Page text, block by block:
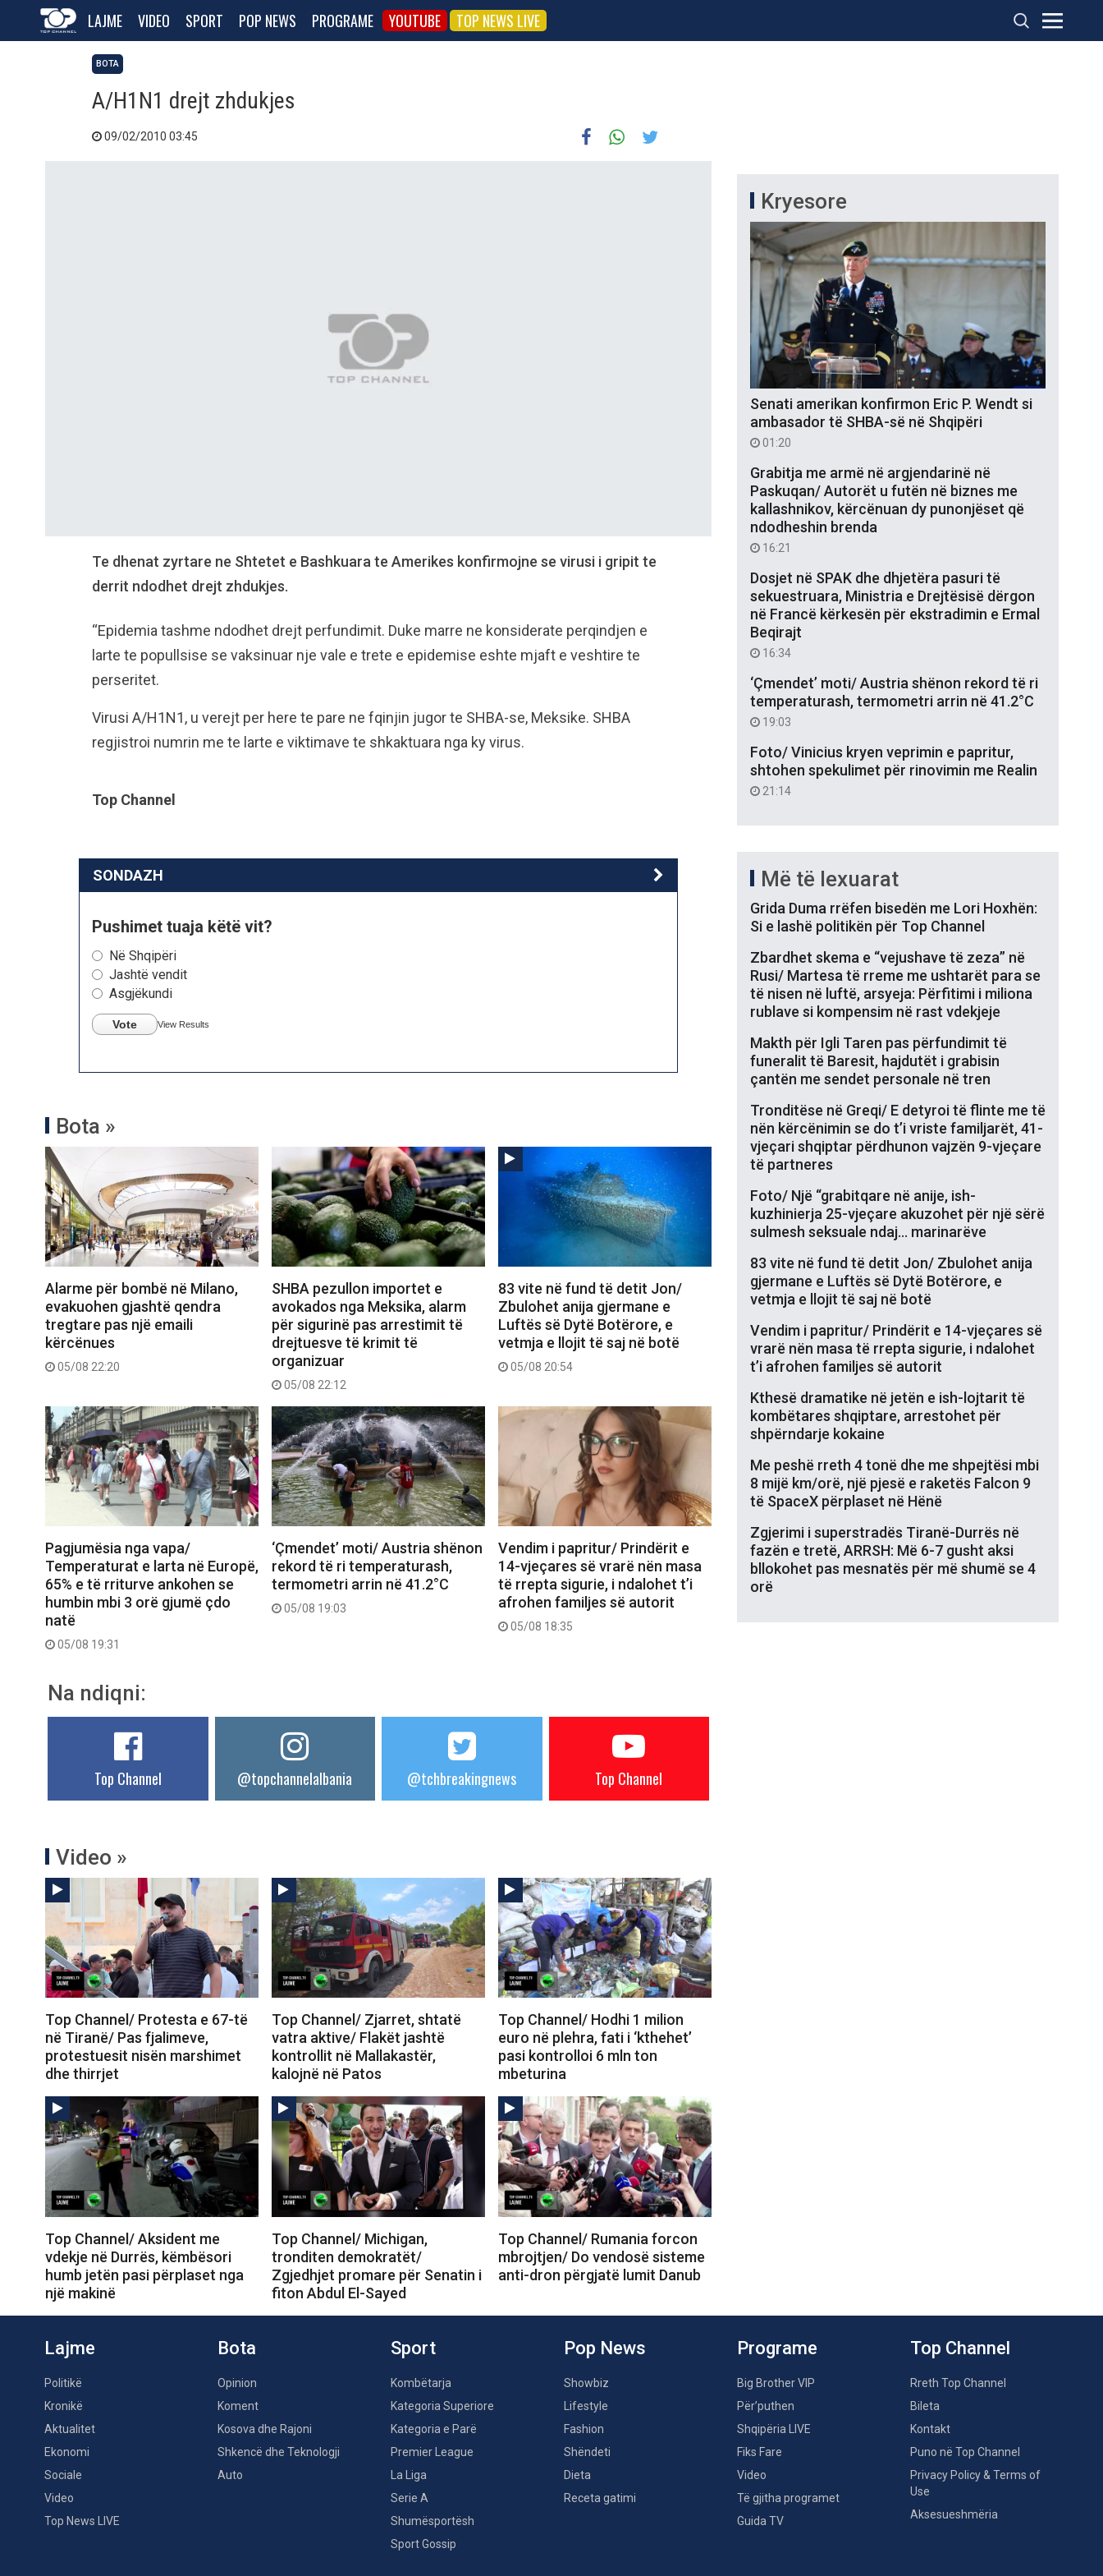
LAJME VIDEO SPORT POP NEWS PROGRAME YOUTUBE TOP NEWS LIVE
BOTA
A/H1N1 drejt zhdukjes
09/02/2010 03:45
Te dhenat zyrtare ne Shtetet e Bashkuara te Amerikes konfirmojne se virusi i gripit te
derrit ndodhet drejt zhdukjes.
“Epidemia tashme ndodhet drejt perfundimit. Duke marre ne konsiderate perqindjen e
larte te popullsise se vaksinuar nje vale e trete e epidemise eshte mjaft e veshtire te
perseritet.
Virusi A/H1N1, u verejt per here te pare ne fqinjin jugor te SHBA-se, Meksike. SHBA
regjistroi numrin me te larte e viktimave te shkaktuara nga ky virus.
Top Channel
SONDAZH
Pushimet tuaja këtë vit?
Në Shqipëri
Jashtë vendit
Asgjëkundi
Vote View Results
Bota »
Alarme për bombë në Milano,
evakuohen gjashtë qendra
tregtare pas një emaili
kërcënues
05/08 22:20
SHBA pezullon importet e
avokados nga Meksika, alarm
për sigurinë pas arrestimit të
drejtuesve të krimit të
organizuar
05/08 22:12
83 vite në fund të detit Jon/
Zbulohet anija gjermane e
Luftës së Dytë Botërore, e
vetmja e llojit të saj në botë
05/08 20:54
Pagjumësia nga vapa/
Temperaturat e larta në Europë,
65% e të rriturve ankohen se
humbin mbi 3 orë gjumë çdo
natë
05/08 19:31
‘Çmendet’ moti/ Austria shënon
rekord të ri temperaturash,
termometri arrin në 41.2°C
05/08 19:03
Vendim i papritur/ Prindërit e
14-vjeçares së vrarë nën masa
të rrepta sigurie, i ndalohet t’i
afrohen familjes së autorit
05/08 18:35
Na ndiqni:
Top Channel @topchannelalbania @tchbreakingnews Top Channel
Video »
Top Channel/ Protesta e 67-të
në Tiranë/ Pas fjalimeve,
protestuesit nisën marshimet
dhe thirrjet
Top Channel/ Zjarret, shtatë
vatra aktive/ Flakët jashtë
kontrollit në Mallakastër,
kalojnë në Patos
Top Channel/ Hodhi 1 milion
euro në plehra, fati i ‘kthehet’
pasi kontrolloi 6 mln ton
mbeturina
Top Channel/ Aksident me
vdekje në Durrës, këmbësori
humb jetën pasi përplaset nga
një makinë
Top Channel/ Michigan,
tronditen demokratët/
Zgjedhjet promare për Senatin i
fiton Abdul El-Sayed
Top Channel/ Rumania forcon
mbrojtjen/ Do vendosë sisteme
anti-dron përgjatë lumit Danub
Kryesore
Senati amerikan konfirmon Eric P. Wendt si
ambasador të SHBA-së në Shqipëri
01:20
Grabitja me armë në argjendarinë në
Paskuqan/ Autorët u futën në biznes me
kallashnikov, kërcënuan dy punonjëset që
ndodheshin brenda
16:21
Dosjet në SPAK dhe dhjetëra pasuri të
sekuestruara, Ministria e Drejtësisë dërgon
në Francë kërkesën për ekstradimin e Ermal
Beqirajt
16:34
‘Çmendet’ moti/ Austria shënon rekord të ri
temperaturash, termometri arrin në 41.2°C
19:03
Foto/ Vinicius kryen veprimin e papritur,
shtohen spekulimet për rinovimin me Realin
21:14
Më të lexuarat
Grida Duma rrëfen bisedën me Lori Hoxhën:
Si e lashë politikën për Top Channel
Zbardhet skema e “vejushave të zeza” në
Rusi/ Martesa të rreme me ushtarët para se
të nisen në luftë, arsyeja: Përfitimi i miliona
rublave si kompensim në rast vdekjeje
Makth për Igli Taren pas përfundimit të
funeralit të Baresit, hajdutët i grabisin
çantën me sendet personale në tren
Tronditëse në Greqi/ E detyroi të flinte me të
nën kërcënimin se do t’i vriste familjarët, 41-
vjeçari shqiptar përdhunon vajzën 9-vjeçare
të partneres
Foto/ Një “grabitqare në anije, ish-
kuzhinierja 25-vjeçare akuzohet për një sërë
sulmesh seksuale ndaj… marinarëve
83 vite në fund të detit Jon/ Zbulohet anija
gjermane e Luftës së Dytë Botërore, e
vetmja e llojit të saj në botë
Vendim i papritur/ Prindërit e 14-vjeçares së
vrarë nën masa të rrepta sigurie, i ndalohet
t’i afrohen familjes së autorit
Kthesë dramatike në jetën e ish-lojtarit të
kombëtares shqiptare, arrestohet për
shpërndarje kokaine
Me peshë rreth 4 tonë dhe me shpejtësi mbi
8 mijë km/orë, një pjesë e raketës Falcon 9
të SpaceX përplaset në Hënë
Zgjerimi i superstradës Tiranë-Durrës në
fazën e tretë, ARRSH: Më 6-7 gusht aksi
bllokohet pas mesnatës për më shumë se 4
orë
Lajme
Politikë
Kronikë
Aktualitet
Ekonomi
Sociale
Video
Top News LIVE
Bota
Opinion
Koment
Kosova dhe Rajoni
Shkencë dhe Teknologji
Auto
Sport
Kombëtarja
Kategoria Superiore
Kategoria e Parë
Premier League
La Liga
Serie A
Shumësportësh
Sport Gossip
Pop News
Showbiz
Lifestyle
Fashion
Shëndeti
Dieta
Receta gatimi
Programe
Big Brother VIP
Për’puthen
Shqipëria LIVE
Fiks Fare
Video
Të gjitha programet
Guida TV
Top Channel
Rreth Top Channel
Bileta
Kontakt
Puno në Top Channel
Privacy Policy & Terms of
Use
Aksesueshmëria